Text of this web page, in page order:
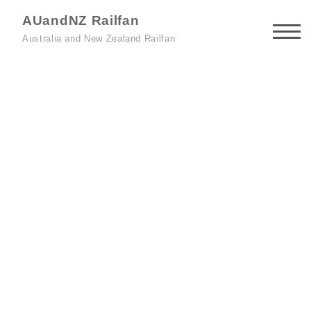
AUandNZ Railfan
Australia and New Zealand Railfan